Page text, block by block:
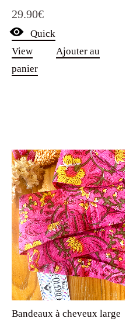
29.90€
Quick
View
Ajouter au
panier
Bandeaux à cheveux large